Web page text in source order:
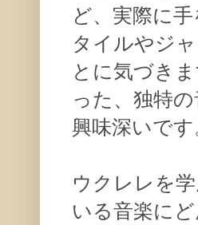
ど、実際に
タイルやジ
とに気づき
った、独特
興味深いです
ウクレレを
いる音楽に